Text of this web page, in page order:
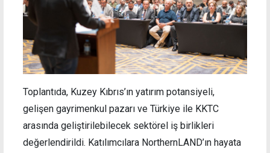
Toplantıda, Kuzey Kıbrıs’ın yatırım potansiyeli,
gelişen gayrimenkul pazarı ve Türkiye ile KKTC
arasında geliştirilebilecek sektörel iş birlikleri
değerlendirildi. Katılımcılara NorthernLAND’ın hayata